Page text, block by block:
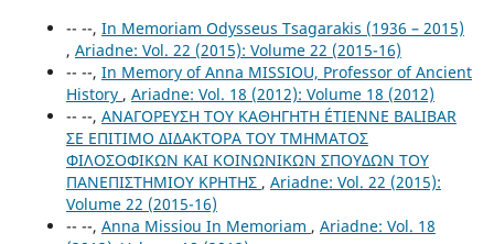
-- --, In Memoriam Odysseus Tsagarakis (1936 – 2015)
, Ariadne: Vol. 22 (2015): Volume 22 (2015-16)
-- --, In Memory of Anna MISSIOU, Professor of Ancient
History , Ariadne: Vol. 18 (2012): Volume 18 (2012)
-- --, ΑΝΑΓΟΡΕΥΣΗ TOY ΚΑΘΗΓΗΤH ÉTIENNE BALIBAR
ΣΕ ΕΠΙΤΙΜΟ ΔΙΔΑΚΤΟΡΑ ΤΟΥ ΤΜΗΜΑΤΟΣ
ΦΙΛΟΣΟΦΙΚΩΝ ΚΑΙ ΚΟΙΝΩΝΙΚΩΝ ΣΠΟΥΔΩΝ ΤΟΥ
ΠΑΝΕΠΙΣΤΗΜΙΟΥ ΚΡΗΤΗΣ , Ariadne: Vol. 22 (2015):
Volume 22 (2015-16)
-- --, Anna Missiou In Memoriam , Ariadne: Vol. 18